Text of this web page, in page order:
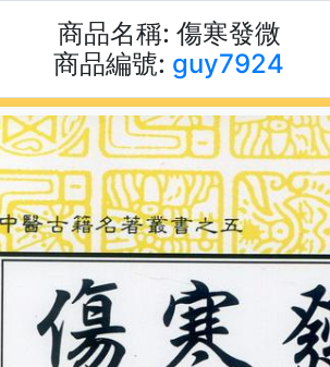
商品名稱: 傷寒發微
商品編號: guy7924